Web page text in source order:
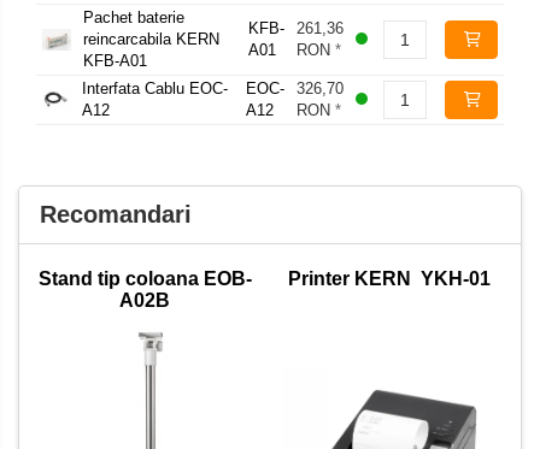
Pachet baterie
reincarcabila KERN
KFB-A01
KFB-
A01
261,36
RON *
Interfata Cablu EOC-
A12
EOC-
A12
326,70
RON *
Recomandari
Stand tip coloana EOB-
A02B
Printer KERN YKH-01